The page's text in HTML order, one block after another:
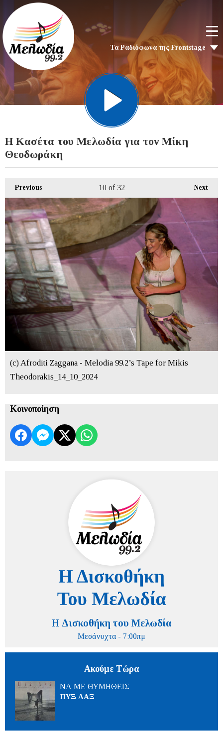
Τα Ραδιόφωνα της Frontstage
H Kασέτα του Μελωδία για τον Μίκη
Θεοδωράκη
Previous Next
10 of 32
(c) Afroditi Zaggana - Melodia 99.2’s Tape for Mikis
Theodorakis_14_10_2024
Κοινοποίηση
Η Δισκοθήκη του Μελωδία
Μεσάνυχτα - 7:00πμ
Ακούμε Τώρα
ΝΑ ΜΕ ΘΥΜΗΘΕΙΣ
ΠΥΞ ΛΑΞ